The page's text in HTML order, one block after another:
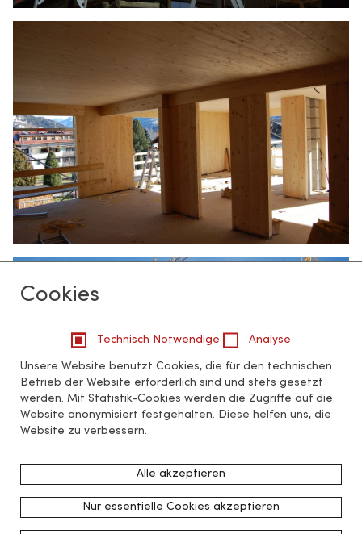
Cookies
Technisch Notwendige Analyse
Unsere Website benutzt Cookies, die für den technischen
Betrieb der Website erforderlich sind und stets gesetzt
werden. Mit Statistik-Cookies werden die Zugriffe auf die
Website anonymisiert festgehalten. Diese helfen uns, die
Website zu verbessern.
Alle akzeptieren
Nur essentielle Cookies akzeptieren